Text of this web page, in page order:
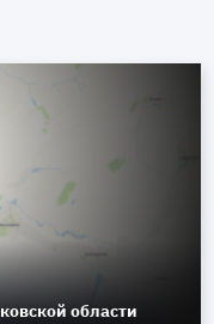
области